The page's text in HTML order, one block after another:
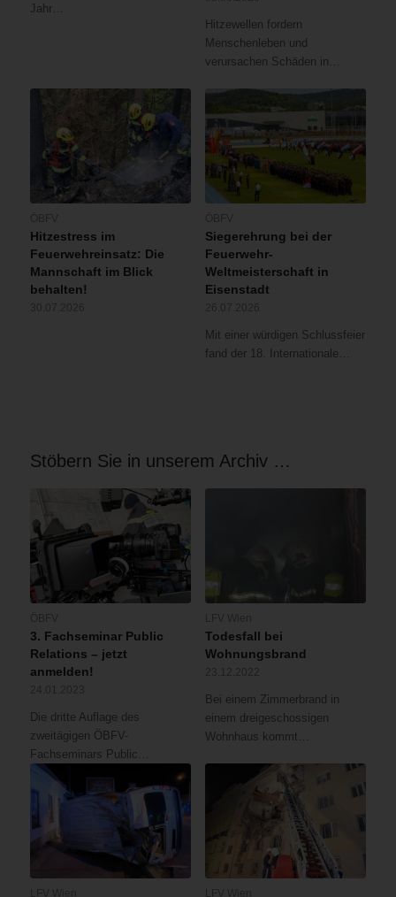
Jahr…
Hitzewellen fordern
Menschenleben und
verursachen Schäden in…
Hitzestress im
Feuerwehreinsatz: Die
Mannschaft im Blick
behalten!
Siegerehrung bei der
Feuerwehr-
Weltmeisterschaft in
Eisenstadt
Mit einer würdigen Schlussfeier
fand der 18. Internationale…
Stöbern Sie in unserem Archiv …
3. Fachseminar Public
Relations – jetzt
anmelden!
Die dritte Auflage des
zweitägigen ÖBFV-
Fachseminars Public…
Todesfall bei
Wohnungsbrand
Bei einem Zimmerbrand in
einem dreigeschossigen
Wohnhaus kommt…